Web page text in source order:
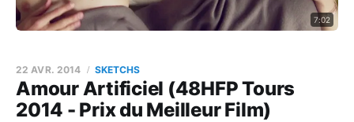
7:02
Amour Artificiel (48HFP Tours
2014 - Prix du Meilleur Film)
22 AVR. 2014 SKETCHS